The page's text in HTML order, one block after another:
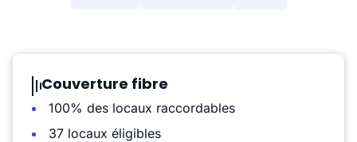
Couverture fibre
100% des locaux raccordables
37 locaux éligibles